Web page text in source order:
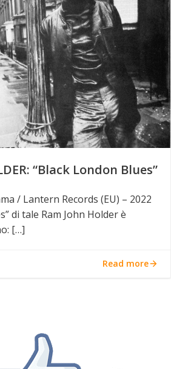
“Black London Blues”
/ Lantern Records (EU) – 2022
di tale Ram John Holder è
[…]
Read more